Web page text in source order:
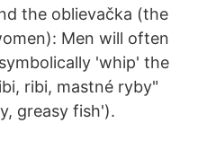
the oblievačka (the
Men will often
'whip' the
ribi, mastné ryby"
greasy fish').